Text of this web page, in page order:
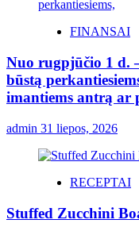
FINANSAI
Nuo rugpjūčio 1 d.
būstą
imantiems antrą ar
admin 31 liepos, 2026
RECEPTAI
Stuffed Zucchini